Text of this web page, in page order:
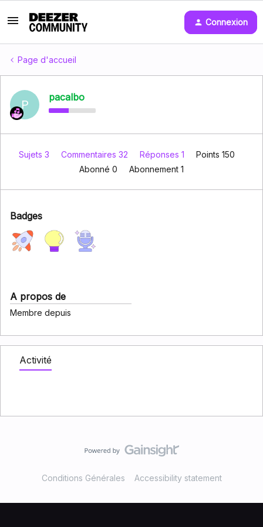
Connexion
Page d'accueil
P
pacalbo
Sujets 3 Commentaires 32 Réponses 1
Points 150
Abonné 0 Abonnement 1
Badges
A propos de
Membre depuis
Activité
Conditions Générales Accessibility statement